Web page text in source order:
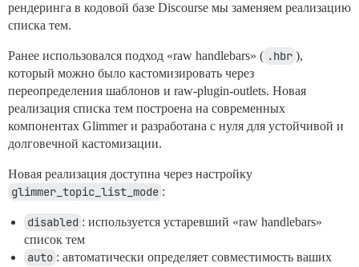
рендеринга в кодовой базе Discourse мы заменяем реализацию
списка тем.
Ранее использовался подход «raw handlebars» ( .hbr ),
который можно было кастомизировать через
переопределения шаблонов и raw-plugin-outlets. Новая
реализация списка тем построена на современных
компонентах Glimmer и разработана с нуля для устойчивой и
долговечной кастомизации.
Новая реализация доступна через настройку
glimmer_topic_list_mode :
disabled : используется устаревший «raw handlebars»
список тем
auto : автоматически определяет совместимость ваших